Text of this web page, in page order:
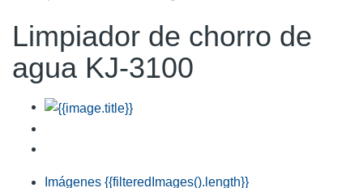
Limpiador de chorro de
agua KJ-3100
Imágenes {{filteredImages().length}}